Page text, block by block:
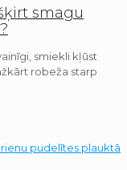
smagu
smiekli kļūst
robeža starp